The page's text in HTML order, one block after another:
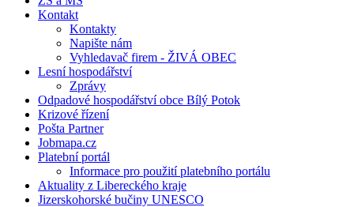
Kontakt
Kontakty
Napište nám
Vyhledavač firem - ŽIVÁ OBEC
Lesní hospodářství
Zprávy
Odpadové hospodářství obce Bílý Potok
Krizové řízení
Pošta Partner
Jobmapa.cz
Platební portál
Informace pro použití platebního portálu
Aktuality z Libereckého kraje
Jizerskohorské bučiny UNESCO